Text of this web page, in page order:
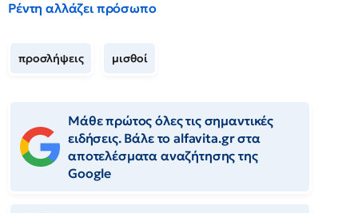
Ρέντη αλλάζει πρόσωπο
προσλήψεις μισθοί
Μάθε πρώτος όλες τις σημαντικές
ειδήσεις. Βάλε το alfavita.gr στα
αποτελέσματα αναζήτησης της
Google